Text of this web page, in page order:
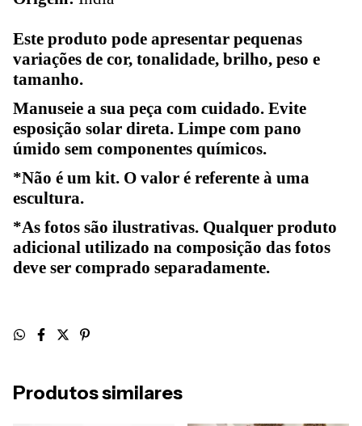
Este produto pode apresentar pequenas
variações de cor, tonalidade, brilho, peso e
tamanho.
Manuseie a sua peça com cuidado. Evite
esposição solar direta. Limpe com pano
úmido sem componentes químicos.
*Não é um kit. O valor é referente à uma
escultura.
*As fotos são ilustrativas. Qualquer produto
adicional utilizado na composição das fotos
deve ser comprado separadamente.
Produtos similares